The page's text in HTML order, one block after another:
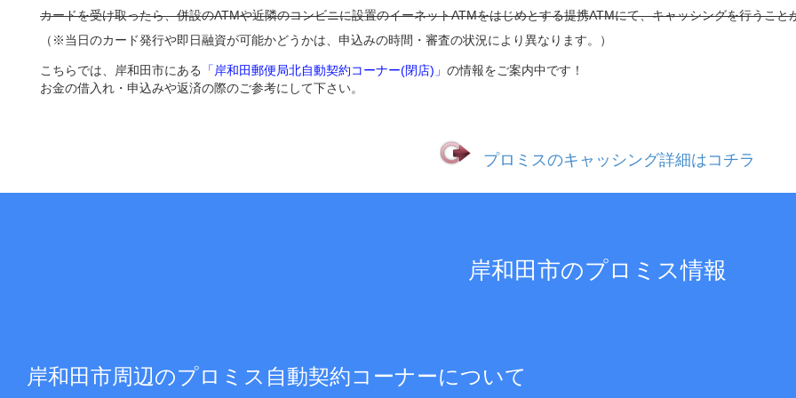
カードを受け取ったら、併設のATMや近隣のコンビニに設置のイーネットATMをはじめとする提携ATMにて、キャッシングを行うこと
（※当日のカード発行や即日融資が可能かどうかは、申込みの時間・審査の状況により異なります。）
こちらでは、岸和田市にある 「岸和田郵便局北自動契約コーナー(閉店)」 の情報をご案内中です！
お金の借入れ・申込みや返済の際のご参考にして下さい。
プロミスのキャッシング詳細はコチラ
岸和田市のプロミス情報
岸和田市周辺のプロミス自動契約コーナーについて